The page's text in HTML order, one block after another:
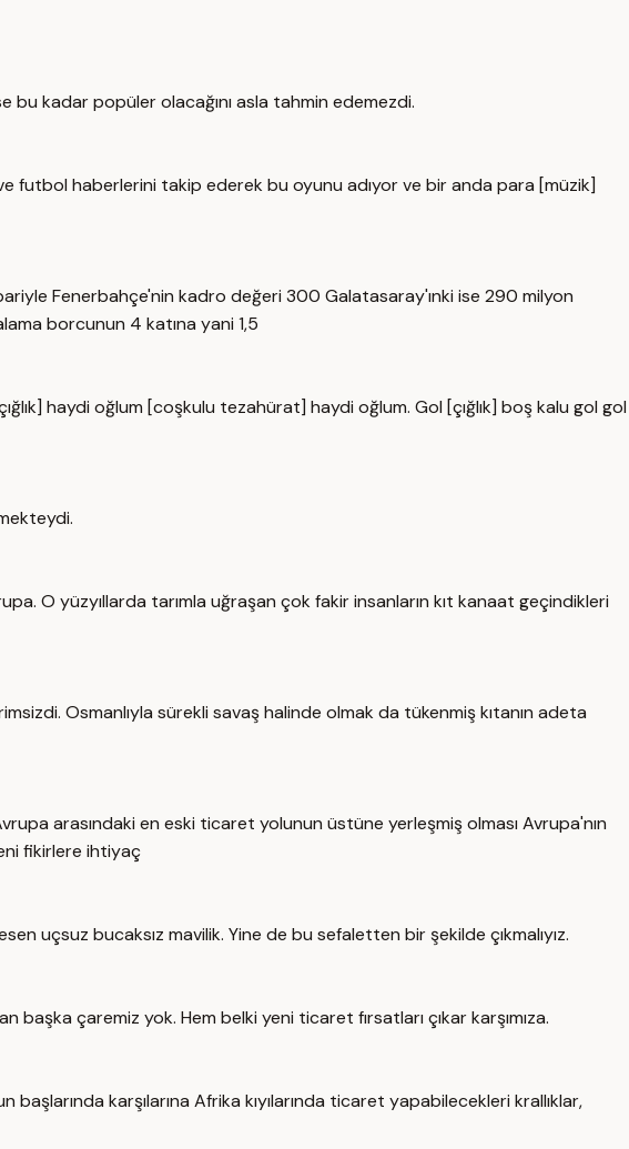
bu kadar popüler olacağını asla tahmin edemezdi.
futbol haberlerini takip ederek bu oyunu adıyor ve bir anda para [müzik]
Fenerbahçe'nin kadro değeri 300 Galatasaray'ınki ise 290 milyon
borcunun 4 katına yani 1,5
haydi oğlum [coşkulu tezahürat] haydi oğlum. Gol [çığlık] boş kalu gol gol
O yüzyıllarda tarımla uğraşan çok fakir insanların kıt kanaat geçindikleri
Osmanlıyla sürekli savaş halinde olmak da tükenmiş kıtanın adeta
arasındaki en eski ticaret yolunun üstüne yerleşmiş olması Avrupa'nın
fikirlere ihtiyaç
uçsuz bucaksız mavilik. Yine de bu sefaletten bir şekilde çıkmalıyız.
çaremiz yok. Hem belki yeni ticaret fırsatları çıkar karşımıza.
karşılarına Afrika kıyılarında ticaret yapabilecekleri krallıklar,